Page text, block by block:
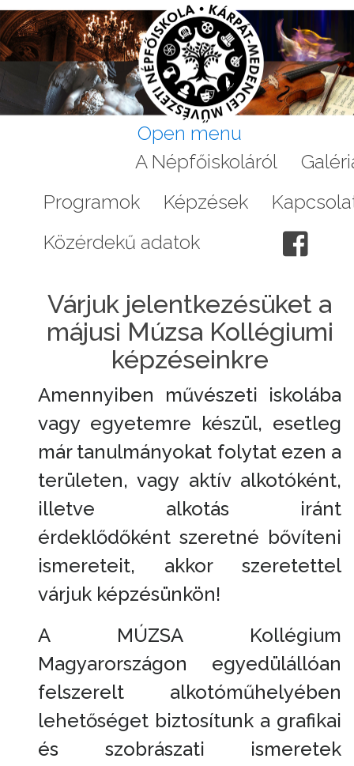
Open menu
A Népfőiskoláról
Programok
Képzések
Közérdekű adatok
Várjuk jelentkezésüket a
májusi Múzsa Kollégiumi
képzéseinkre
Amennyiben művészeti iskolába
vagy egyetemre készül, esetleg
már tanulmányokat folytat ezen a
területen, vagy aktív alkotóként,
illetve alkotás iránt
érdeklődőként szeretné bővíteni
ismereteit, akkor szeretettel
várjuk képzésünkön!
A MÚZSA Kollégium
Magyarországon egyedülállóan
felszerelt alkotóműhelyében
lehetőséget biztosítunk a grafikai
és szobrászati ismeretek